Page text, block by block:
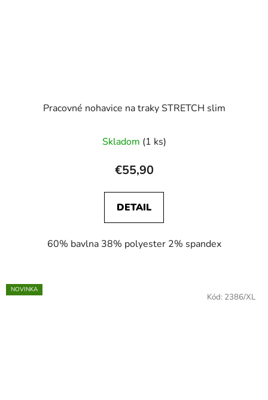
Pracovné nohavice na traky STRETCH slim
Skladom (1 ks)
€55,90
DETAIL
60% bavlna 38% polyester 2% spandex
NOVINKA
Kód: 2386/XL